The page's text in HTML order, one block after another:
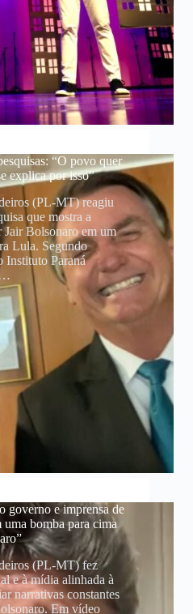
“O povo quer
explica por isso”
(PL-MT) reagiu
que mostra a
Jair Bolsonaro em um
Lula. Segundo
Instituto Paraná
governo e imprensa de
uma bomba para cima
(PL-MT) fez
e à mídia alinhada à
narrativas constantes
Em vídeo